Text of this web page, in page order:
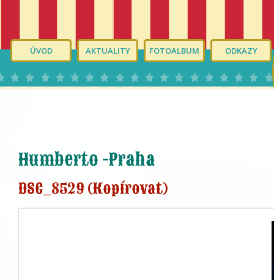
ÚVOD AKTUALITY FOTOALBUM ODKAZY
Humberto -Praha
DSC_8529 (Kopírovat)